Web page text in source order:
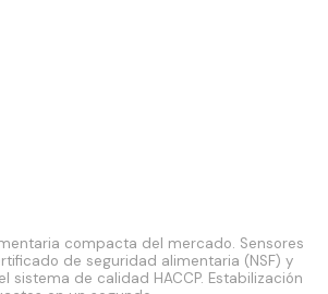
compacta del mercado. Sensores
de seguridad alimentaria (NSF) y
sistema de calidad HACCP. Estabilización